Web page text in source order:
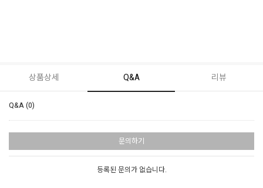
상품상세 Q&A 리뷰
Q&A (0)
문의하기
등록된 문의가 없습니다.